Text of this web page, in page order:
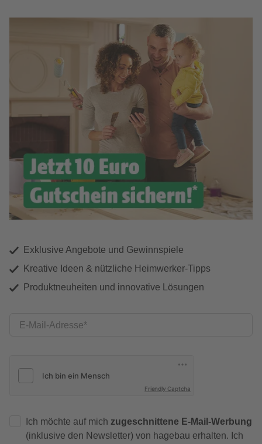
Exklusive Angebote und Gewinnspiele
Kreative Ideen & nützliche Heimwerker-Tipps
Produktneuheiten und innovative Lösungen
E-Mail-Adresse
Friendly Captcha
Ich möchte auf mich zugeschnittene E-Mail-Werbung
(inklusive den Newsletter) von hagebau erhalten. Ich